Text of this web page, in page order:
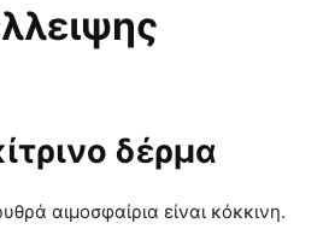
δέρμα
αιμοσφαίρια είναι κόκκινη.